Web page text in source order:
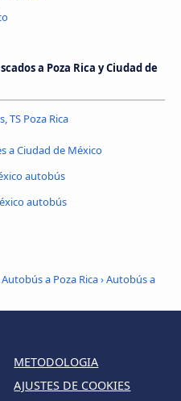
a Poza Rica y Ciudad de
Poza Rica
a Ciudad de México
autobús
autobús
Autobús a Poza Rica›Autobús a
METODOLOGIA
AJUSTES DE COOKIES